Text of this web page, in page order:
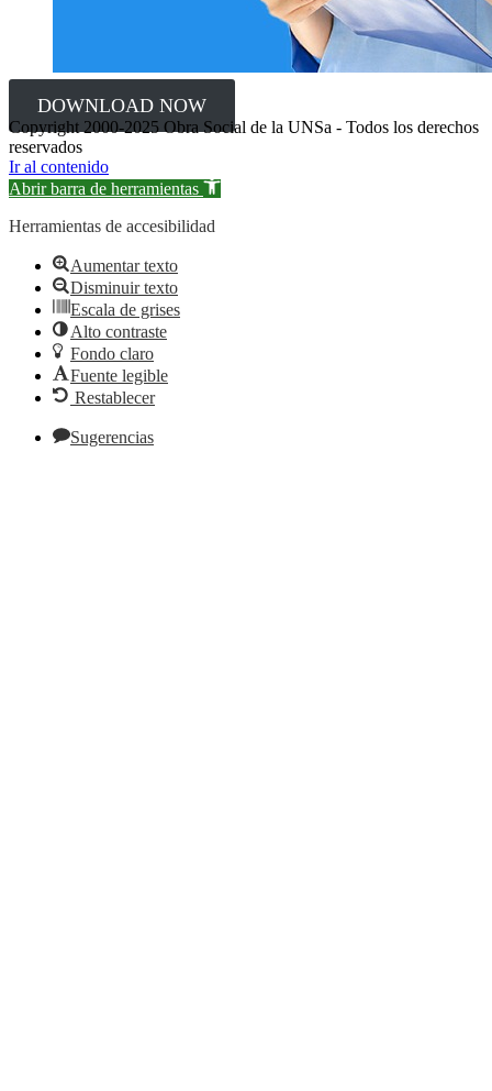
DOWNLOAD NOW
Copyright 2000-2025 Obra Social de la UNSa - Todos los derechos
reservados
Ir al contenido
Abrir barra de herramientas
Herramientas de accesibilidad
Aumentar texto
Disminuir texto
Escala de grises
Alto contraste
Fondo claro
Fuente legible
Restablecer
Sugerencias